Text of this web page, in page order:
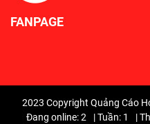
FANPAGE
2023 Copyright Quảng Cáo
Đang online: 2
|Tuần: 1 |